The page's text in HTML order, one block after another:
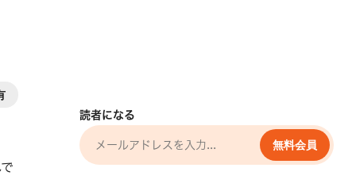
読者になる
無料会員